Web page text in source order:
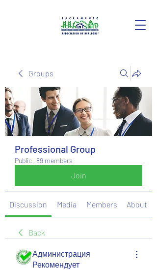
Groups
Professional Group
Public · 89 members
Join
Discussion Media Members About
Back
Администрация
Рекомендует